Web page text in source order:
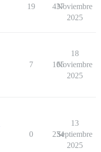
19 437
Noviembre
2025
7 165
18
Noviembre
2025
0 234
13
Septiembre
2025